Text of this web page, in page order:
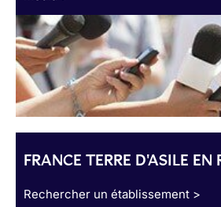
FRANCE TERRE D'ASILE EN
Rechercher un établissement >